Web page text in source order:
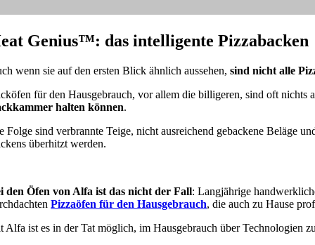
Genius™: das intelligente Pizzabacken
wenn sie auf den ersten Blick ähnlich aussehen,sind nicht alle
für den Hausgebrauch, vor allem die billigeren, sind oft nichts
halten können.
Folge sind verbrannte Teige, nicht ausreichend gebackene Beläge
überhitzt werden.
den Öfen von Alfa ist das nicht der Fall: Langjährige
Pizzaöfen für den Hausgebrauch, die auch zu Hause
Alfa ist es in der Tat möglich, im Hausgebrauch über Technologien